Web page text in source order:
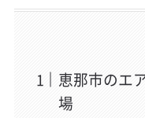
恵那市のエ
場